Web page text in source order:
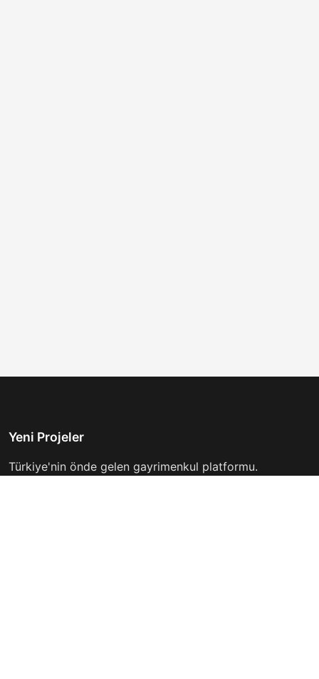
Yeni Projeler
Türkiye'nin önde gelen gayrimenkul platformu.